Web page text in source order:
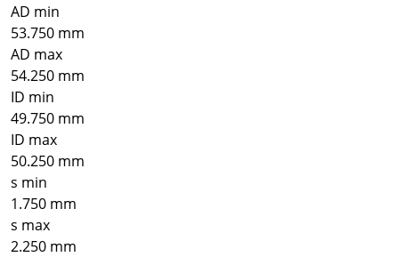
AD min
53.750 mm
AD max
54.250 mm
ID min
49.750 mm
ID max
50.250 mm
s min
1.750 mm
s max
2.250 mm